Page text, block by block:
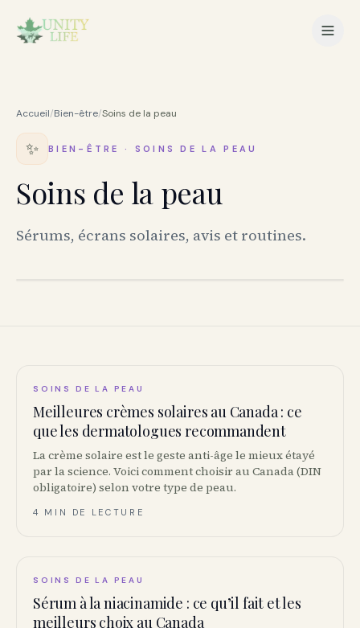
Accueil/Bien-être/Soins de la peau
✨ BIEN-ÊTRE · SOINS DE LA PEAU
Soins de la peau
Sérums, écrans solaires, avis et routines.
SOINS DE LA PEAU
Meilleures crèmes solaires au Canada : ce
que les dermatologues recommandent
La crème solaire est le geste anti-âge le mieux étayé
par la science. Voici comment choisir au Canada (DIN
obligatoire) selon votre type de peau.
4 MIN DE LECTURE
SOINS DE LA PEAU
Sérum à la niacinamide : ce qu’il fait et les
meilleurs choix au Canada